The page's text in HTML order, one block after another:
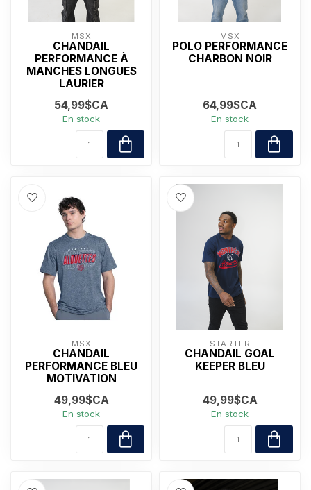
MSX
CHANDAIL
PERFORMANCE À
MANCHES LONGUES
LAURIER
54,99$CA
En stock
MSX
POLO PERFORMANCE
CHARBON NOIR
64,99$CA
En stock
MSX
CHANDAIL
PERFORMANCE BLEU
MOTIVATION
49,99$CA
En stock
STARTER
CHANDAIL GOAL
KEEPER BLEU
49,99$CA
En stock